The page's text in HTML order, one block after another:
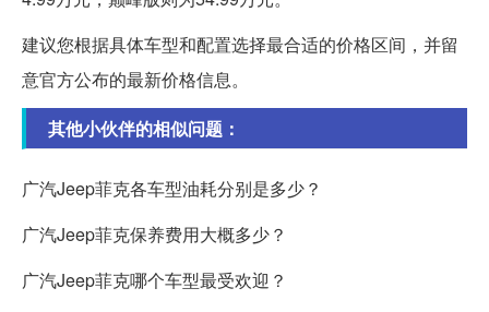
建议您根据具体车型和配置选择最合适的价格区间，并留
意官方公布的最新价格信息。
其他小伙伴的相似问题：
广汽Jeep菲克各车型油耗分别是多少？
广汽Jeep菲克保养费用大概多少？
广汽Jeep菲克哪个车型最受欢迎？